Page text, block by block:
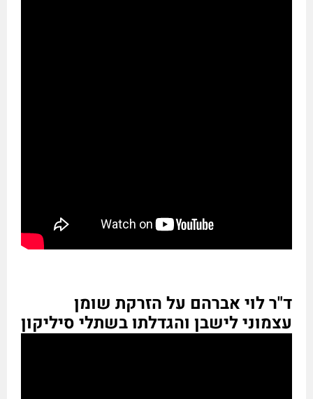
ד"ר לוי אברהם על הזרקת שומן
עצמוני לישבן והגדלתו בשתלי סיליקון